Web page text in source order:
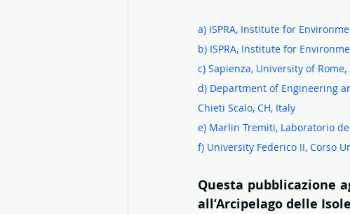
a) ISPRA, Institute for
b) ISPRA, Institute for
c) Sapienza, University of
d) Department of Engineering
Chieti Scalo, CH, Italy
e) Marlin Tremiti, Laboratorio
f) University Federico II, Corso
Questa pubblicazione
all’Arcipelago delle